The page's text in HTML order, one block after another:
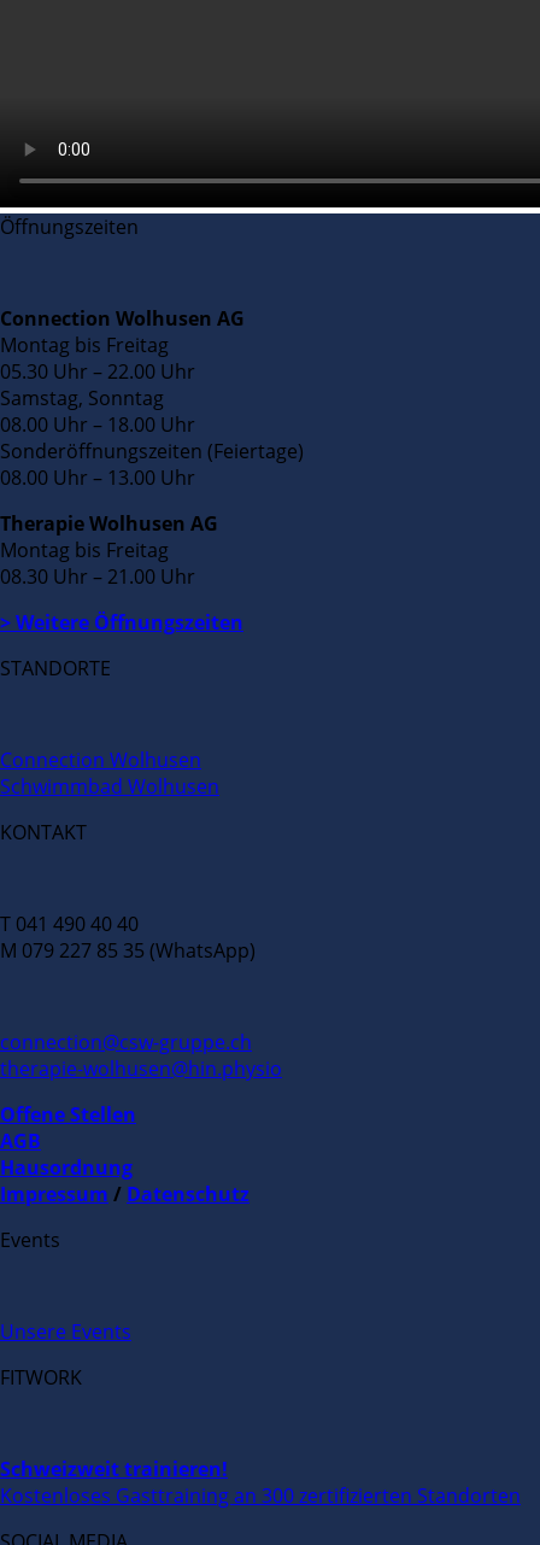
Öffnungszeiten
Connection Wolhusen AG
Montag bis Freitag
05.30 Uhr – 22.00 Uhr
Samstag, Sonntag
08.00 Uhr – 18.00 Uhr
Sonderöffnungszeiten (Feiertage)
08.00 Uhr – 13.00 Uhr
Therapie Wolhusen AG
Montag bis Freitag
08.30 Uhr – 21.00 Uhr
> Weitere Öffnungszeiten
STANDORTE
Connection Wolhusen
Schwimmbad Wolhusen
KONTAKT
T 041 490 40 40
M 079 227 85 35 (WhatsApp)
connection@csw-gruppe.ch
therapie-wolhusen@hin.physio
Offene Stellen
AGB
Hausordnung
Impressum / Datenschutz
Events
Unsere Events
FITWORK
Schweizweit trainieren!
Kostenloses Gasttraining an 300 zertifizierten Standorten